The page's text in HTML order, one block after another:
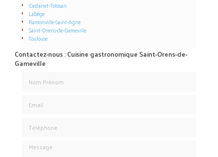
Castanet-Tolosan
Labège
Ramonville-Saint-Agne
Saint-Orens-de-Gameville
Toulouse
Contactez-nous : Cuisine gastronomique Saint-Orens-de-
Gameville
Message